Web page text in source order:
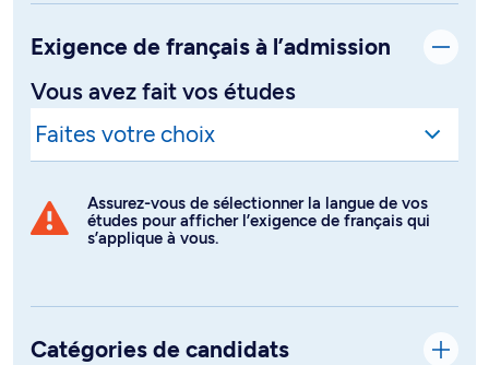
Exigence de français à l’admission
Vous avez fait vos études
Assurez-vous de sélectionner la langue de vos
études pour afficher l’exigence de français qui
s’applique à vous.
Catégories de candidats